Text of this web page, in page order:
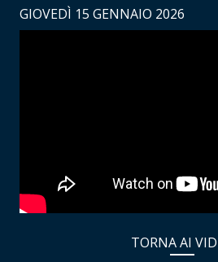
GIOVEDÌ 15 GENNAIO 2026
TORNA AI